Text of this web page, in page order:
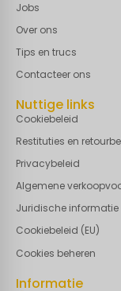
Jobs
Over ons
Tips en trucs
Contacteer ons
Nuttige links
Cookiebeleid
Restituties en
Privacybeleid
Algemene
Juridische informatie
Cookiebeleid (EU)
Cookies beheren
Informatie